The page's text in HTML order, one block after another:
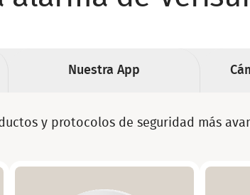
Nuestra App
y protocolos de seguridad más